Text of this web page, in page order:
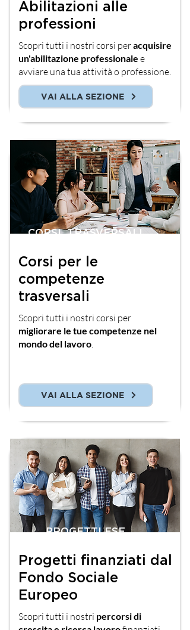
Abilitazioni alle
professioni
Scopri tutti i nostri corsi peracquisire
un'abilitazione professionale e
avviare una tua attività o professione.
VAI ALLA SEZIONE
CORSI TRASVERSALI
Corsi per le
competenze
trasversali
Scopri tutti i nostri corsi per
migliorare le tue competenze nel
mondo del lavoro.
VAI ALLA SEZIONE
PROGETTI FSE
Progetti finanziati dal
Fondo Sociale
Europeo
Scopri tutti i nostri percorsi di